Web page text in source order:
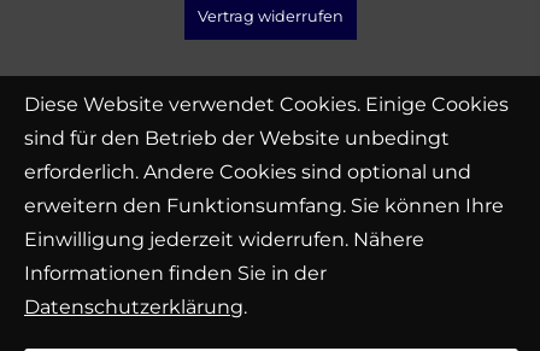
Vertrag widerrufen
Diese Website verwendet Cookies. Einige Cookies
sind für den Betrieb der Website unbedingt
erforderlich. Andere Cookies sind optional und
erweitern den Funktionsumfang. Sie können Ihre
Einwilligung jederzeit widerrufen. Nähere
Informationen finden Sie in der
Datenschutzerklärung.